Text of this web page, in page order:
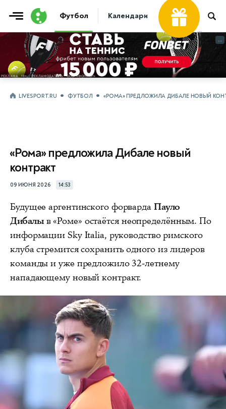
Футбол Календари Таблицы Матчи
...
...
LIVESPORT.RU ФУТБОЛ «РОМА» ПРЕДЛОЖИЛА ДИБАЛЕ НОВЫЙ
«Рома» предложила Дибале новый
контракт
09 ИЮНЯ 2026 14:53
Будущее аргентинского форварда Пауло
Дибалыв «Роме» остаётся неопределённым. По
информации Sky Italia, руководство римского
клуба стремится сохранить одного из лидеров
команды и уже предложило 32-летнему
нападающему новый контракт.